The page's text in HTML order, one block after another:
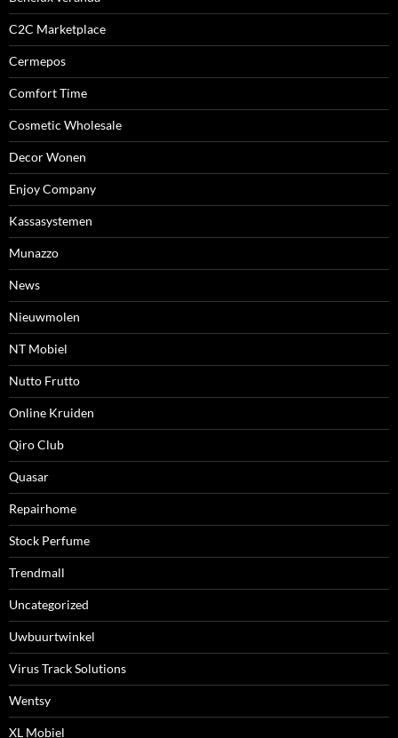
C2C Marketplace
Cermepos
Comfort Time
Cosmetic Wholesale
Decor Wonen
Enjoy Company
Kassasystemen
Munazzo
News
Nieuwmolen
NT Mobiel
Nutto Frutto
Online Kruiden
Qiro Club
Quasar
Repairhome
Stock Perfume
Trendmall
Uncategorized
Uwbuurtwinkel
Virus Track Solutions
Wentsy
XL Mobiel